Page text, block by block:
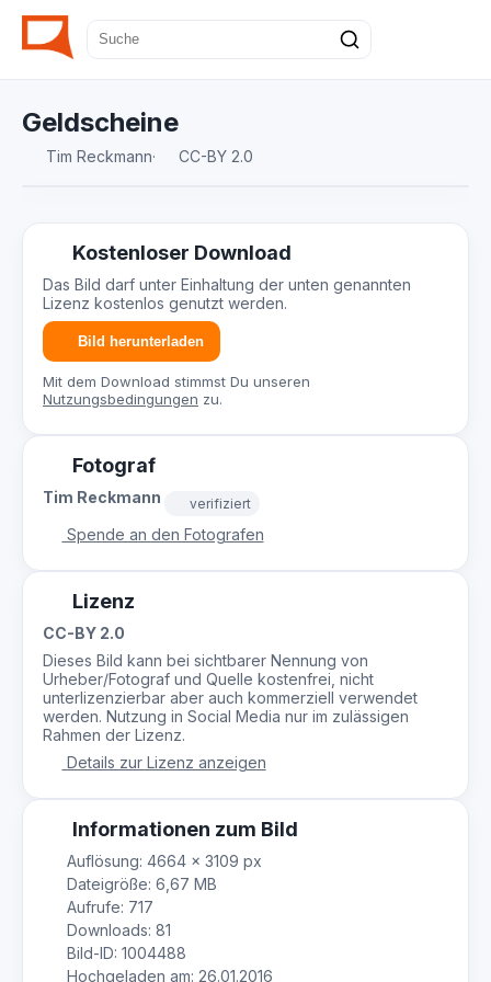
Geldscheine
Tim Reckmann· CC-BY 2.0
Kostenloser Download
Das Bild darf unter Einhaltung der unten genannten
Lizenz kostenlos genutzt werden.
Bild herunterladen
Mit dem Download stimmst Du unseren
Nutzungsbedingungen zu.
Fotograf
Tim Reckmann verifiziert
Spende an den Fotografen
Lizenz
CC-BY 2.0
Dieses Bild kann bei sichtbarer Nennung von
Urheber/Fotograf und Quelle kostenfrei, nicht
unterlizenzierbar aber auch kommerziell verwendet
werden. Nutzung in Social Media nur im zulässigen
Rahmen der Lizenz.
Details zur Lizenz anzeigen
Informationen zum Bild
Auflösung: 4664 × 3109 px
Dateigröße: 6,67 MB
Aufrufe: 717
Downloads: 81
Bild-ID: 1004488
Hochgeladen am: 26.01.2016